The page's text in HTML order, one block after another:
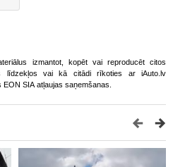
izmantot, kopēt vai reproducēt citos
līdzekļos vai kā citādi rīkoties ar iAuto.lv
SIA atļaujas saņemšanas.